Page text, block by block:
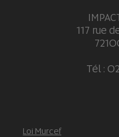
117 rue
Tél :
Loi Murcef